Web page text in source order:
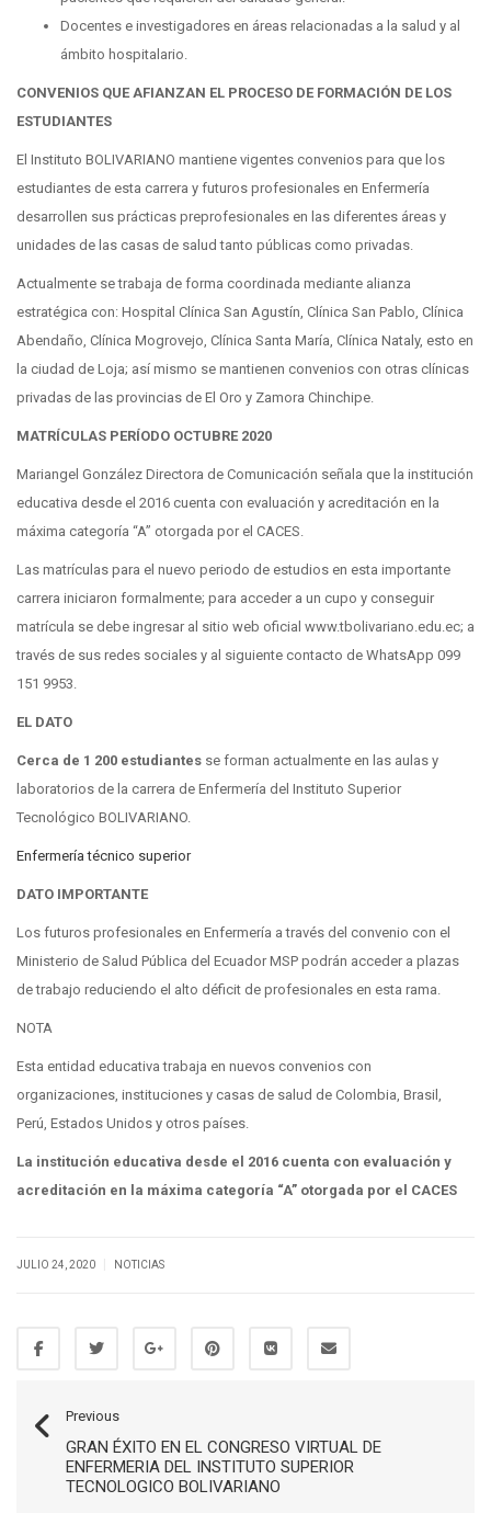
Docentes e investigadores en áreas relacionadas a la salud y al
ámbito hospitalario.
CONVENIOS QUE AFIANZAN EL PROCESO DE FORMACIÓN DE LOS
ESTUDIANTES
El Instituto BOLIVARIANO mantiene vigentes convenios para que los
estudiantes de esta carrera y futuros profesionales en Enfermería
desarrollen sus prácticas preprofesionales en las diferentes áreas y
unidades de las casas de salud tanto públicas como privadas.
Actualmente se trabaja de forma coordinada mediante alianza
estratégica con: Hospital Clínica San Agustín, Clínica San Pablo, Clínica
Abendaño, Clínica Mogrovejo, Clínica Santa María, Clínica Nataly, esto en
la ciudad de Loja; así mismo se mantienen convenios con otras clínicas
privadas de las provincias de El Oro y Zamora Chinchipe.
MATRÍCULAS PERÍODO OCTUBRE 2020
Mariangel González Directora de Comunicación señala que la institución
educativa desde el 2016 cuenta con evaluación y acreditación en la
máxima categoría “A” otorgada por el CACES.
Las matrículas para el nuevo periodo de estudios en esta importante
carrera iniciaron formalmente; para acceder a un cupo y conseguir
matrícula se debe ingresar al sitio web oficial www.tbolivariano.edu.ec; a
través de sus redes sociales y al siguiente contacto de WhatsApp 099
151 9953.
EL DATO
Cerca de 1 200 estudiantes se forman actualmente en las aulas y
laboratorios de la carrera de Enfermería del Instituto Superior
Tecnológico BOLIVARIANO.
Enfermería técnico superior
DATO IMPORTANTE
Los futuros profesionales en Enfermería a través del convenio con el
Ministerio de Salud Pública del Ecuador MSP podrán acceder a plazas
de trabajo reduciendo el alto déficit de profesionales en esta rama.
NOTA
Esta entidad educativa trabaja en nuevos convenios con
organizaciones, instituciones y casas de salud de Colombia, Brasil,
Perú, Estados Unidos y otros países.
La institución educativa desde el 2016 cuenta con evaluación y
acreditación en la máxima categoría “A” otorgada por el CACES
JULIO 24, 2020 NOTICIAS
Previous
GRAN ÉXITO EN EL CONGRESO VIRTUAL DE
ENFERMERIA DEL INSTITUTO SUPERIOR
TECNOLOGICO BOLIVARIANO